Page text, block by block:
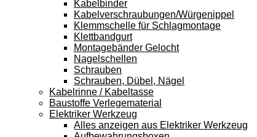
Kabelbinder
Kabelverschraubungen/Würgenippel
Klemmschelle für Schlagmontage
Klettbandgurt
Montagebänder Gelocht
Nagelschellen
Schrauben
Schrauben, Dübel, Nägel
Kabelrinne / Kabeltasse
Baustoffe Verlegematerial
Elektriker Werkzeug
Alles anzeigen aus Elektriker Werkzeug